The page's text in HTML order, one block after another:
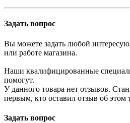
Задать вопрос
Вы можете задать любой
или работе магазина.
Наши квалифицированные
помогут.
У данного товара нет отзывов.
первым, кто оставил отзыв об этом
Задать вопрос